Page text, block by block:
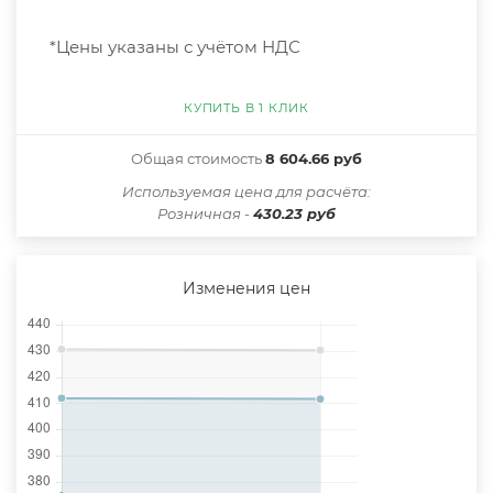
*Цены указаны с учётом НДС
КУПИТЬ В 1 КЛИК
Общая стоимость8 604.66 руб
Иcпользуемая цена для расчёта:
Розничная -430.23 руб
Изменения цен